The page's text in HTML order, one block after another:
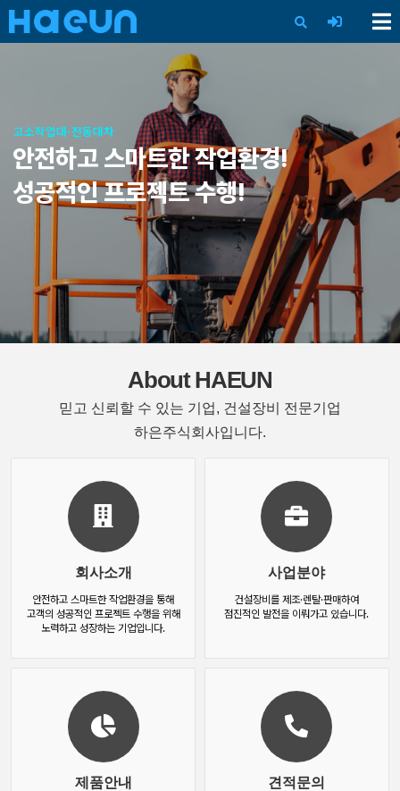
고소작업대·전동대차
안전하고 스마트한 작업환경!
성공적인 프로젝트 수행!
About HAEUN
믿고 신뢰할 수 있는 기업, 건설장비 전문기업
하은주식회사입니다.
회사소개
안전하고 스마트한 작업환경을 통해
고객의 성공적인 프로젝트 수행을 위해
노력하고 성장하는 기업입니다.
사업분야
건설장비를 제조·렌탈·판매하여
점진적인 발전을 이뤄가고 있습니다.
제품안내 견적문의